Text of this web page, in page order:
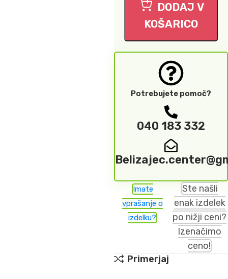
DODAJ V
KOŠARICO
Potrebujete pomoč?
040 183 332
Imate
vprašanje o
izdelku?
Ste našli
enak izdelek
po nižji ceni?
Izenačimo
ceno!
Primerjaj